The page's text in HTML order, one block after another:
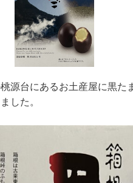
源台にあるお土産屋に黒た
した。